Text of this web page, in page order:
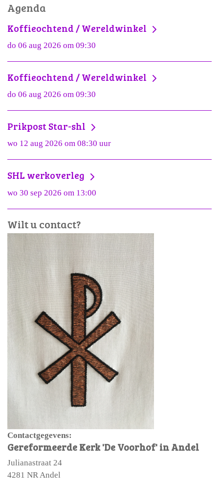
Agenda
Koffieochtend / Wereldwinkel
do 06 aug 2026 om 09:30
Koffieochtend / Wereldwinkel
do 06 aug 2026 om 09:30
Prikpost Star-shl
wo 12 aug 2026 om 08:30 uur
SHL werkoverleg
wo 30 sep 2026 om 13:00
Wilt u contact?
Contactgegevens:
Gereformeerde Kerk 'De Voorhof' in Andel
Julianastraat 24
4281 NR Andel